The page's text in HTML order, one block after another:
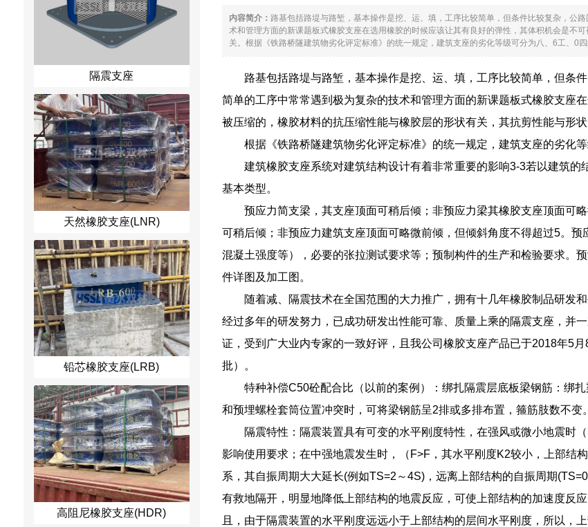
隔震支座
天然橡胶支座(LNR)
铅芯橡胶支座(LRB)
高阻尼橡胶支座(HDR)
内容简介： 路基包括路堤与路堑，基本操作是挖、运、填，工序比较简单，但条件比较复杂，公
术和管理方面的新课题板式橡胶支座在选用橡胶的时候应该让其有良好的弹性，其体积机会是不
关。根据《铁路桥隧建筑物劣化评定标准》的统一规定，建筑支座的劣化等级可分为八、6工、0
路基包括路堤与路堑，基本操作是挖、运、填，工序比较简单，但条
简单的工序中常常遇到极为复杂的技术和管理方面的新课题板式橡胶支座
被压缩的，橡胶材料的抗压缩性能与橡胶层的形状有关，其抗剪性能与形状
根据《铁路桥隧建筑物劣化评定标准》的统一规定，建筑支座的劣化
建筑橡胶支座系统对建筑结构设计有着非常重要的影响3-3若以建筑
基本类型。
预应力简支梁，其支座顶面可稍后倾；非预应力梁其橡胶支座顶面可
可稍后倾；非预应力建筑支座顶面可略微前倾，但倾斜角度不得超过5。
混凝土强度等），必要的张拉测试要求等；预制构件的生产和检验要求。
件详图及加工图。
随着减、隔震技术在全国范围的大力推广，拥有十几年橡胶制品研发
经过多年的研发努力，已成功研发出性能可靠、质量上乘的隔震支座，并
证，受到广大业内专家的一致好评，且我公司橡胶支座产品已于2018年5
批）。
特种补偿C50砼配合比（以前的案例）：绑扎隔震层底板梁钢筋：绑
和预埋螺栓套筒位置冲突时，可将梁钢筋呈2排或多排布置，箍筋肢数不变。
隔震特性：隔震装置具有可变的水平刚度特性，在强风或微小地震时
影响使用要求；在中强地震发生时，（F>F，其水平刚度K2较小，上部结
系，其自振周期大大延长(例如TS=2～4S)，远离上部结构的自振周期
有救地隔开，明显地降低上部结构的地震反应，可使上部结构的加速度反
且，由于隔震装置的水平刚度远远小于上部结构的层间水平刚度，所以，